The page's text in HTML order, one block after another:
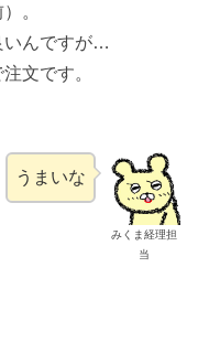
。
いんですが…
文です。
みくま経理担
当
うまいな